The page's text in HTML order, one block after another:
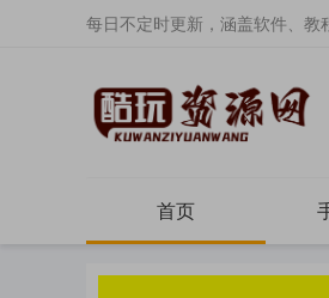
每日不定时更新，涵盖软件、教
首页